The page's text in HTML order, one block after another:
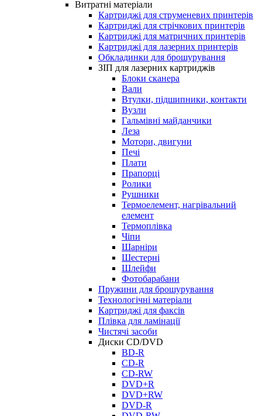
Витратні матеріали
Картриджі для струменевих принтерів
Картриджі для стрічкових принтерів
Картриджі для матричних принтерів
Картриджі для лазерних принтерів
Обкладинки для брошурування
ЗІП для лазерних картриджів
Блоки сканера
Вали
Втулки, підшипники, контакти
Вузли
Гальмівні майданчики
Леза
Мотори, двигуни
Печі
Плати
Прапорці
Ролики
Рушники
Термоелемент, нагрівальний
елемент
Термоплівка
Чіпи
Шарніри
Шестерні
Шлейфи
Фотобарабани
Пружини для брошурування
Технологічні матеріали
Картриджі для факсів
Плівка для ламінації
Чистячі засоби
Диски CD/DVD
BD-R
CD-R
CD-RW
DVD+R
DVD+RW
DVD-R